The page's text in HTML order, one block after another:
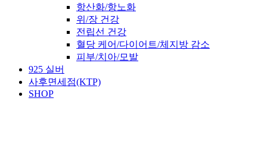
항산화/항노화
위/장 건강
전립선 건강
혈당 케어/다이어트/체지방 감소
피부/치아/모발
925 실버
사후면세점(KTP)
SHOP